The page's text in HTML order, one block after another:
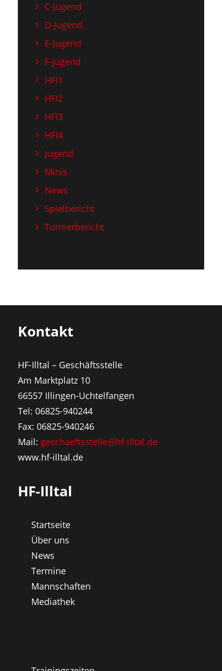
C-Jugend
D-Jugend
E-Jugend
F-Jugend
HFI1
HFI2
HFI3
HFI4
Jugend
Minis
News
Spielbericht
Turnierbericht
Kontakt
HF-Illtal – Geschäftsstelle
Am Marktplatz 10
66557 Illingen-Uchtelfangen
Tel: 06825-940244
Fax: 06825-940246
Mail: geschaeftsstelle@hf-illtal.de
www.hf-illtal.de
HF-Illtal
Startseite
Über uns
News
Termine
Mannschaften
Mediathek